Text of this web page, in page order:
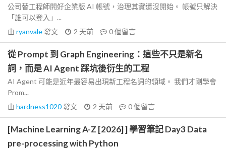
公司替工程師開好企業版 AI 帳號，治理其實還沒開始。 帳號只解決
「誰可以登入」...
由 ryanvale發文 2 天前 0個留言
從 Prompt 到 Graph Engineering：這些不只是新名
詞，而是 AI Agent 踩坑後衍生的工程
AI Agent 可能是近年最容易出現新工程名詞的領域。 我們才剛學會
Prom...
由 hardness1020發文 2 天前 0個留言
[Machine Learning A-Z [2026] ] 學習筆記 Day3 Data
pre-processing with Python